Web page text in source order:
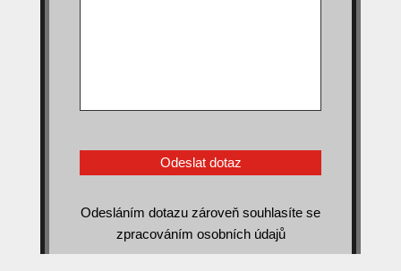
Odesláním dotazu zároveň souhlasíte se
zpracováním osobních údajů